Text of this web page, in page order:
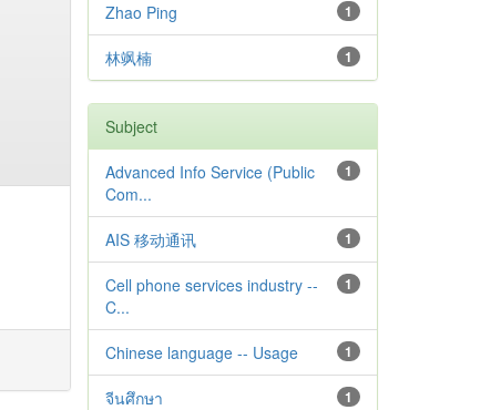
1
Zhao Ping
1
林飒楠
Subject
1
Advanced Info Service (Public
Com...
1
AIS 移动通讯
1
Cell phone services industry --
C...
1
Chinese language -- Usage
1
จีนศึกษา